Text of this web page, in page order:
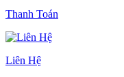
Thanh Toán
Liên Hệ